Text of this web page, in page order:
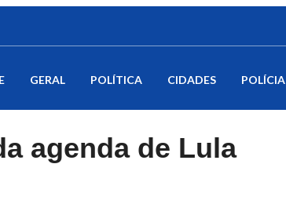
GERAL POLÍTICA CIDADES POLÍCIA
agenda de Lula